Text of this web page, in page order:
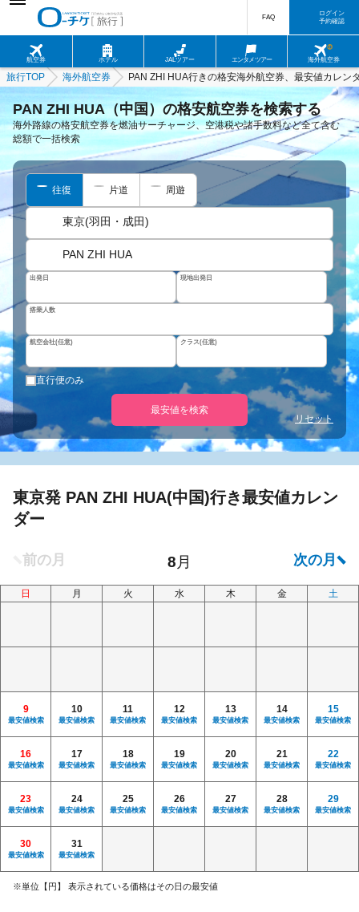
航空券 ホテル JALツアー エンタメツアー 海外航空券
FAQ
ログイン
予約確認
旅行TOP 海外航空券 PAN ZHI HUA行きの格安海外航空券、最安値カレン
PAN ZHI HUA（中国）の格安航空券を検索する
海外路線の格安航空券を燃油サーチャージ、空港税や諸手数料など全て含む
総額で一括検索
往復 片道 周遊
東京(羽田・成田)
PAN ZHI HUA
出発日 現地出発日
搭乗人数
航空会社(任意) クラス(任意)
直行便のみ
最安値を検索
リセット
東京発 PAN ZHI HUA(中国)行き最安値カレン
ダー
日 月 火 水 木 金 土
9
最安値検索
10
最安値検索
11
最安値検索
12
最安値検索
13
最安値検索
14
最安値検索
15
最安値検索
16
最安値検索
17
最安値検索
18
最安値検索
19
最安値検索
20
最安値検索
21
最安値検索
22
最安値検索
23
最安値検索
24
最安値検索
25
最安値検索
26
最安値検索
27
最安値検索
28
最安値検索
29
最安値検索
30
最安値検索
31
最安値検索
※単位【円】 表示されている価格はその日の最安値